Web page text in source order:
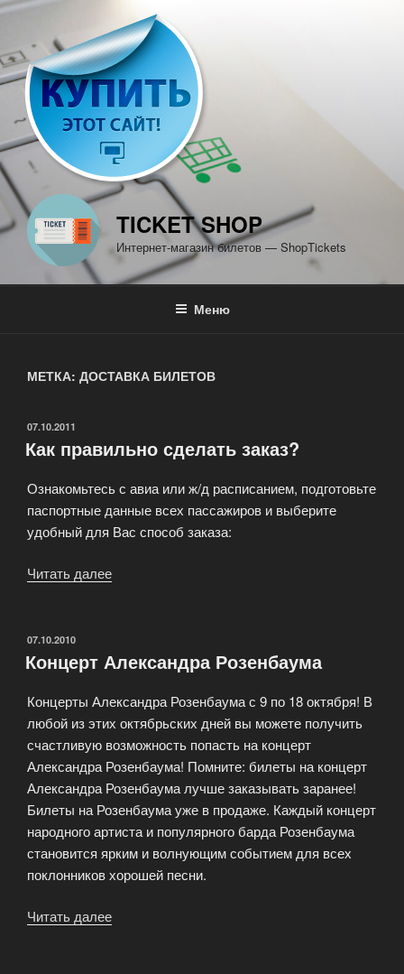
Перейти
содержимому
TICKET SHOP
Интернет-магазин билетов — ShopTickets
Меню
МЕТКА: ДОСТАВКА БИЛЕТОВ
ОПУБЛИКОВАНО
07.10.2011
Как правильно сделать заказ?
Ознакомьтесь с авиа или ж/д расписанием, подготовьте
паспортные данные всех пассажиров и выберите
удобный для Вас способ заказа:
Читать далее
ОПУБЛИКОВАНО
07.10.2010
Концерт Александра Розенбаума
Концерты Александра Розенбаума с 9 по 18 октября! В
любой из этих октябрьских дней вы можете получить
счастливую возможность попасть на концерт
Александра Розенбаума! Помните: билеты на концерт
Александра Розенбаума лучше заказывать заранее!
Билеты на Розенбаума уже в продаже. Каждый концерт
народного артиста и популярного барда Розенбаума
становится ярким и волнующим событием для всех
поклонников хорошей песни.
Читать далее